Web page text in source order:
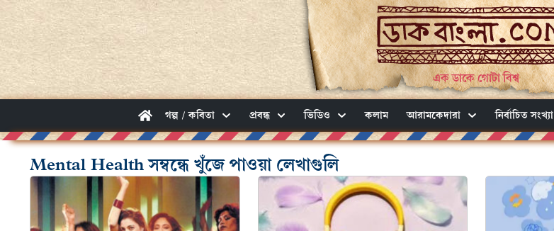
এক ডাকে গোটা বিশ্ব
গল্প / কবিতা প্রবন্ধ ভিডিও কলাম আরামকেদারা নির্বাচিত সংখ্যা
Mental Health সম্বন্ধে খুঁজে পাওয়া লেখাগুলি